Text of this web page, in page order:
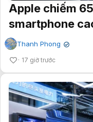
Apple chiếm
smartphone
Thanh Phong ✔
17 giờ trước